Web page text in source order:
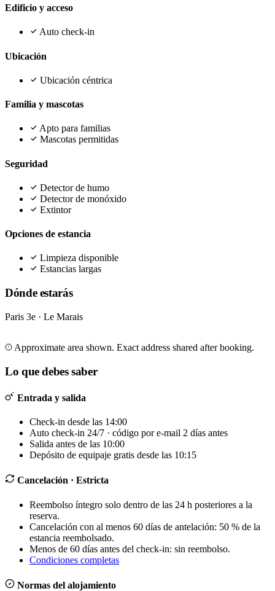
Edificio y acceso
Auto check-in
Ubicación
Ubicación céntrica
Familia y mascotas
Apto para familias
Mascotas permitidas
Seguridad
Detector de humo
Detector de monóxido
Extintor
Opciones de estancia
Limpieza disponible
Estancias largas
Dónde estarás
Paris 3e · Le Marais
+
−
Approximate area shown. Exact address shared after booking.
Lo que debes saber
Entrada y salida
Check-in desde las 14:00
Auto check-in 24/7 · código por e-mail 2 días antes
Salida antes de las 10:00
Depósito de equipaje gratis desde las 10:15
Cancelación · Estricta
Reembolso íntegro solo dentro de las 24 h posteriores a la
reserva.
Cancelación con al menos 60 días de antelación: 50 % de la
estancia reembolsado.
Menos de 60 días antes del check-in: sin reembolso.
Condiciones completas
Normas del alojamiento